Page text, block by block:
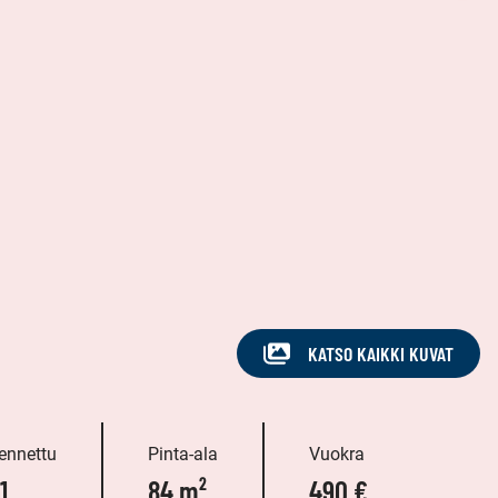
KATSO KAIKKI KUVAT
Pinta-ala
84 m²
Vuokra
490 €